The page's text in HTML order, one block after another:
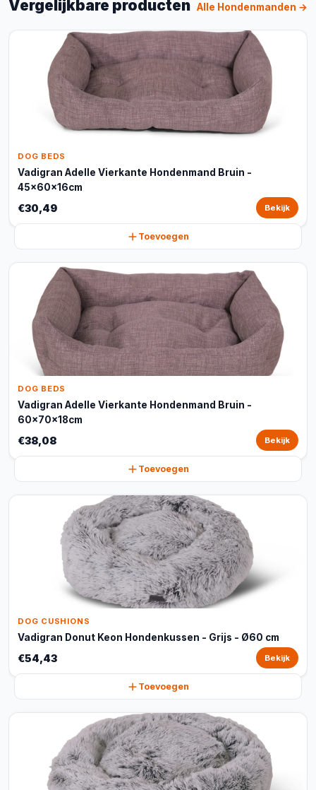
Vergelijkbare producten Alle Hondenmanden →
DOG BEDS
Vadigran Adelle Vierkante Hondenmand Bruin -
45x60x16cm
€30,49 Bekijk
Toevoegen
DOG BEDS
Vadigran Adelle Vierkante Hondenmand Bruin -
60x70x18cm
€38,08 Bekijk
Toevoegen
DOG CUSHIONS
Vadigran Donut Keon Hondenkussen - Grijs - Ø60 cm
€54,43 Bekijk
Toevoegen